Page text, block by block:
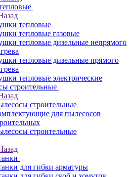
тепловые
тепловые газовые
тепловые дизельные непрямого
тепловые дизельные прямого
тепловые электрические
строительные
строительные
для пылесосов
строительные
для гибки арматуры